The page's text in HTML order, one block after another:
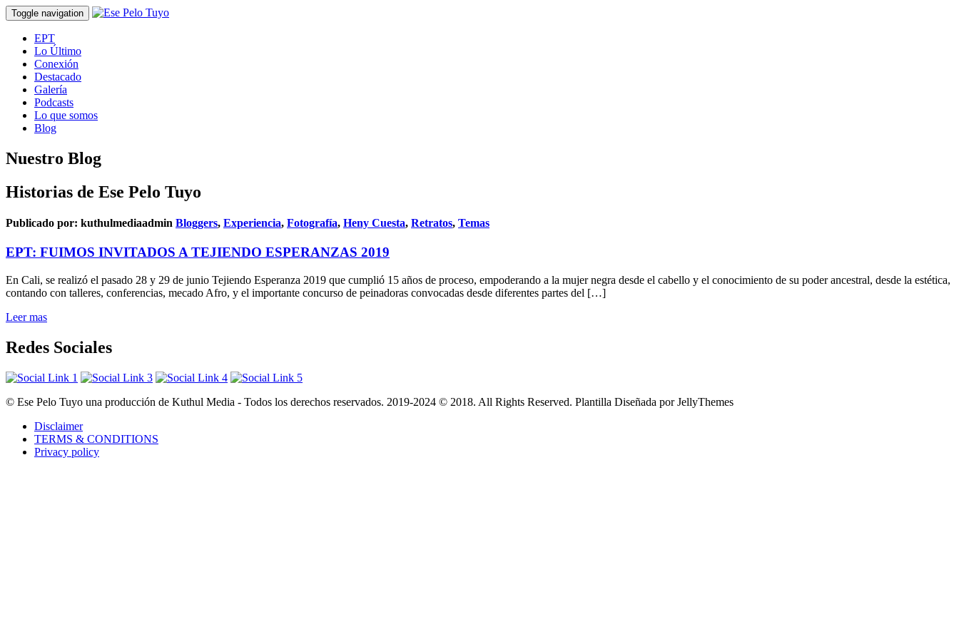
Toggle navigation
EPT
Lo Último
Conexión
Destacado
Galería
Podcasts
Lo que somos
Blog
Nuestro Blog
Historias de Ese Pelo Tuyo
Publicado por: kuthulmediaadmin Bloggers, Experiencia, Fotografía, Heny Cuesta, Retratos, Temas
EPT: FUIMOS INVITADOS A TEJIENDO ESPERANZAS 2019
En Cali, se realizó el pasado 28 y 29 de junio Tejiendo Esperanza 2019 que cumplió 15 años de proceso, empoderando a la mujer negra desde el cabello y el conocimiento de su poder ancestral, desde la estética,
contando con talleres, conferencias, mecado Afro, y el importante concurso de peinadoras convocadas desde diferentes partes del […]
Leer mas
Redes Sociales
© Ese Pelo Tuyo una producción de Kuthul Media - Todos los derechos reservados. 2019-2024 © 2018. All Rights Reserved. Plantilla Diseñada por JellyThemes
Disclaimer
TERMS & CONDITIONS
Privacy policy